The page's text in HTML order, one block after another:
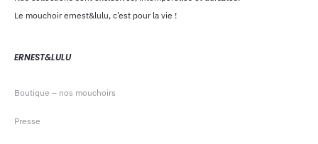
Le mouchoir ernest&lulu, c’est pour la vie !
ERNEST&LULU
Boutique – nos mouchoirs
Presse